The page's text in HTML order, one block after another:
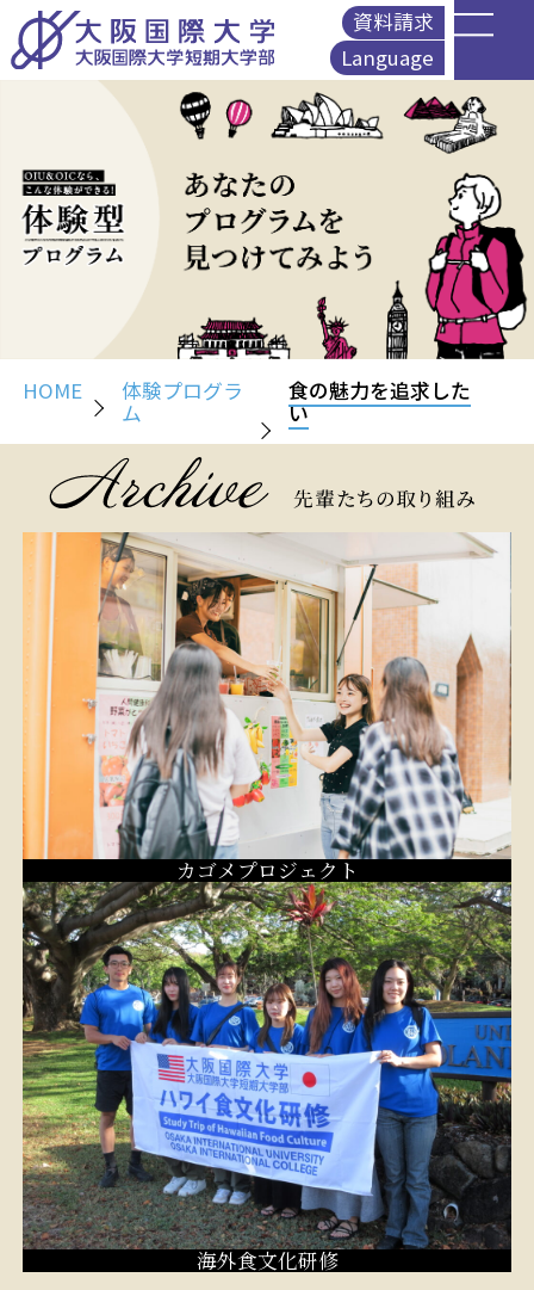
資料請求
Language
English
简体中文
HOME 体験プログラ
ム
食の魅力を追求した
い
カゴメプロジェクト
海外食文化研修